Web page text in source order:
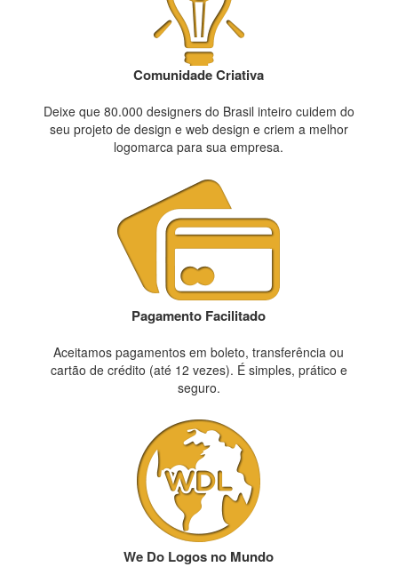
Comunidade Criativa
Deixe que 80.000 designers do Brasil inteiro cuidem do
seu projeto de design e web design e criem a melhor
logomarca para sua empresa.
Pagamento Facilitado
Aceitamos pagamentos em boleto, transferência ou
cartão de crédito (até 12 vezes). É simples, prático e
seguro.
We Do Logos no Mundo